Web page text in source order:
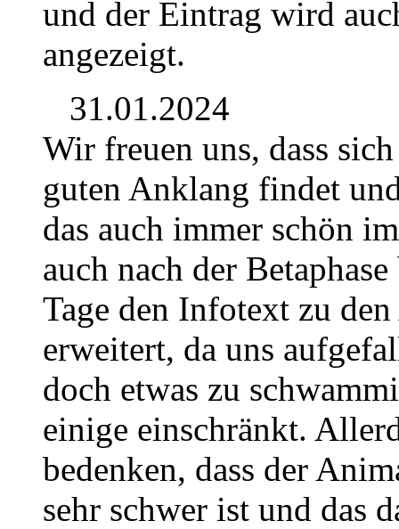
und der Eintrag wird
angezeigt.
31.01.2024
Wir freuen uns, dass
guten Anklang findet
das auch immer schön
auch nach der
Tage den Infotext zu
erweitert, da uns
doch etwas zu
einige einschränkt.
bedenken, dass der
sehr schwer ist und das